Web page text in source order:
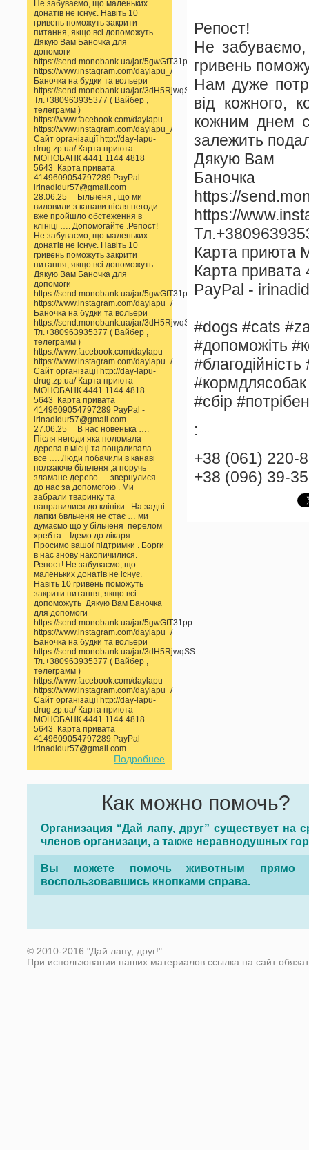
Не забуваємо, що маленьких
донатів не існує. Навіть 10
гривень поможуть закрити
питання, якщо всі допоможуть
Дякую Вам Баночка для
допомоги
https://send.monobank.ua/jar/5gwGfT31pp
https://www.instagram.com/daylapu_/
Баночка на будки та вольери
https://send.monobank.ua/jar/3dH5RjwqSS
Тл.+380963935377 ( Вайбер ,
телеграмм )
https://www.facebook.com/daylapu
https://www.instagram.com/daylapu_/
Сайт організації http://day-lapu-
drug.zp.ua/ Карта приюта
МОНОБАНК 4441 1144 4818
5643 Карта привата
4149609054797289 PayPal -
irinadidur57@gmail.com
28.06.25 Більченя , що ми
виловили з канави після негоди
вже пройшло обстеження в
клініці …. Допомогайте .Репост!
Не забуваємо, що маленьких
донатів не існує. Навіть 10
гривень поможуть закрити
питання, якщо всі допоможуть
Дякую Вам Баночка для
допомоги
https://send.monobank.ua/jar/5gwGfT31pp
https://www.instagram.com/daylapu_/
Баночка на будки та вольери
https://send.monobank.ua/jar/3dH5RjwqSS
Тл.+380963935377 ( Вайбер ,
телеграмм )
https://www.facebook.com/daylapu
https://www.instagram.com/daylapu_/
Сайт організації http://day-lapu-
drug.zp.ua/ Карта приюта
МОНОБАНК 4441 1144 4818
5643 Карта привата
4149609054797289 PayPal -
irinadidur57@gmail.com
27.06.25 В нас новенька ….
Після негоди яка поломала
дерева в місці та пощаливала
все …. Люди побачили в канаві
ползаюче більченя ,а поручь
зламане дерево … звернулися
до нас за допомогою . Ми
забрали тваринку та
направилися до клініки . На задні
лапки бвльченя не стає … ми
думаємо що у більченя перелом
хребта . Ідемо до лікаря .
Просимо вашої підтримки . Борги
в нас знову накопичилися.
Репост! Не забуваємо, що
маленьких донатів не існує.
Навіть 10 гривень поможуть
закрити питання, якщо всі
допоможуть Дякую Вам Баночка
для допомоги
https://send.monobank.ua/jar/5gwGfT31pp
https://www.instagram.com/daylapu_/
Баночка на будки та вольери
https://send.monobank.ua/jar/3dH5RjwqSS
Тл.+380963935377 ( Вайбер ,
телеграмм )
https://www.facebook.com/daylapu
https://www.instagram.com/daylapu_/
Сайт організації http://day-lapu-
drug.zp.ua/ Карта приюта
МОНОБАНК 4441 1144 4818
5643 Карта привата
4149609054797289 PayPal -
irinadidur57@gmail.com
Подробнее
Репост!
Не
гривень
Нам дуже
від кожного,
кожним днем
залежить
Дякую Вам
https://
https://
Карта
Карта
PayPal -
#dogs #cats
#допоможіть
#сбір
:
+38 (061) 220-
+38 (096) 39-
Как можно помочь?
Организация “Дай лапу, друг” существует на
членов организаци, а также неравнодушных
Вы можете помочь животным прямо
воспользовавшись кнопками справа.
© 2010-2016 "Дай лапу, друг!".
При использовании наших материалов ссылка на сайт